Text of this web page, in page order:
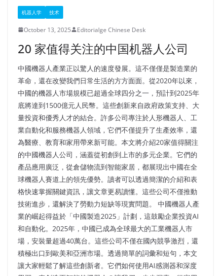
机器人学 技术
October 13, 2025 Editorialge Chinese Desk
20 家值得关注的中国机器人公司
中國機器人產業正以驚人的速度發展。這不僅僅是製造業的
革命，還在改變我們日常生活的方方面面。從2020年以來，
中國的機器人市場規模已超過全球四分之一，預計到2025年
底將達到1500億元人民幣。這些創新來自政府政策支持、大
量投資和優秀人才的結合。許多公司專注於人形機器人、工
業自動化和服務機器人領域，它們不僅提升了生產效率，還
為醫療、教育和家用帶來新可能。本文將介紹20家值得關注
的中國機器人公司，涵蓋從初創到上市的多元企業。它們的
產品應用廣泛，從倉儲物流到智能家居，都展現出中國在全
球機器人賽道上的領先優勢。讀者可以透過簡潔的介紹和表
格快速掌握關鍵資訊，讓文章更易讀懂。這些公司不僅推動
技術進步，還解決了勞動力短缺等現實問題。​ 中國機器人產
業的崛起得益於「中國製造2025」計劃，這鼓勵企業投資AI
和自動化。2025年，中國已成為全球最大的工業機器人市
場，安裝量超過40萬台。這些公司不僅在國內競爭激烈，還
積極出口到歐美和亞洲市場。透過簡單的詞彙和短句，本文
讓大家輕鬆了解這些創新者。它們如何使用AI感測器和深度